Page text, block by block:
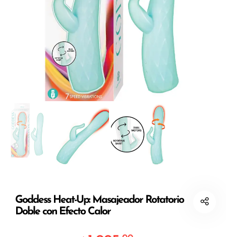
Goddess Heat-Up: Masajeador Rotatorio
Doble con Efecto Calor